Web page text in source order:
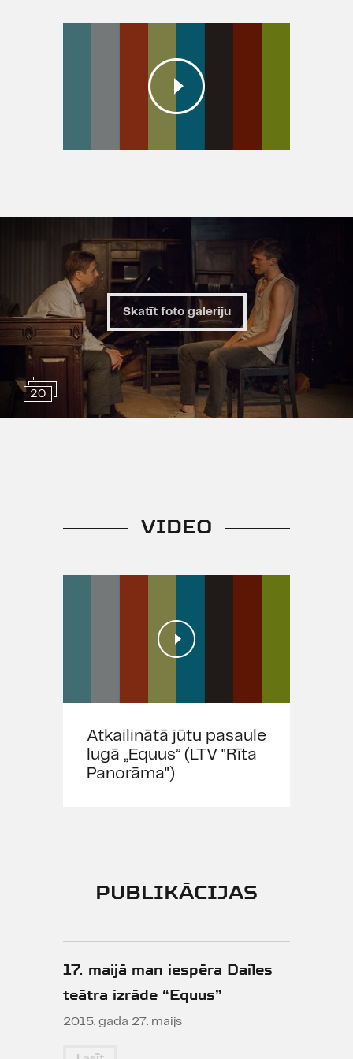
Gada mazās formas izrāde
Gada aktieris - Juris Žagars,
Lauris Subatnieks
Gada aktrise otrā plāna lomā
Gada kustību māksliniece -
Liene Grava
Izrāde izvirzīta Latvijas Televīzijas
un Latvijas Radio balvai "Kilograms
kultūras 2015".
Izrādē smēķē
Vecuma ierobežojums
20
Skatīt foto galeriju
VIDEO
Atkailinātā jūtu pasaule
lugā „Equus” (LTV "Rīta
Panorāma")
PUBLIKĀCIJAS
17. maijā man iespēra Dailes
teātra izrāde “Equus”
2015. gada 27. maijs